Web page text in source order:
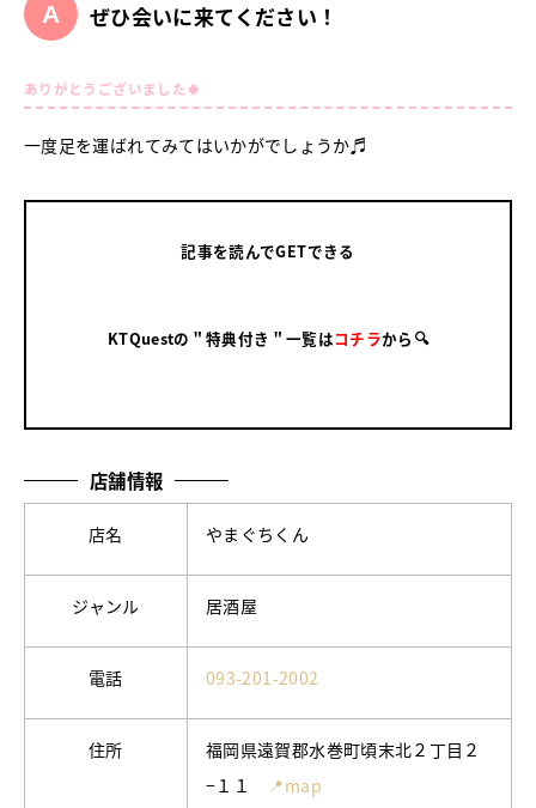
ぜひ会いに来てください！
ありがとうございました🍀
一度足を運ばれてみてはいかがでしょうか♬
記事を読んでGETできる
KTQuestの＂特典付き＂一覧はコチラから🔍
店舗情報
店名 やまぐちくん
ジャンル 居酒屋
電話 093-201-2002
住所
福岡県遠賀郡水巻町頃末北２丁目２
−１１
📍map